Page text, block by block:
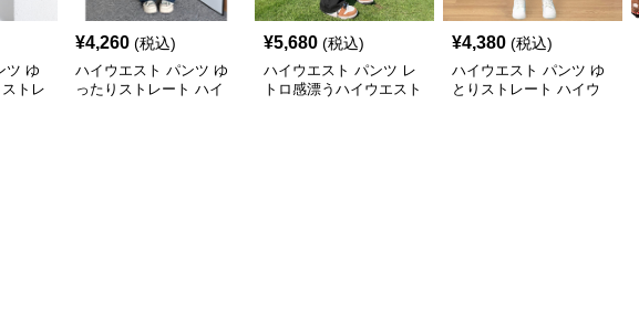
ツ ゆ
トレ
¥4,260 (税込)
ハイウエスト パンツ ゆ
ったりストレート ハイ
¥5,680 (税込)
ハイウエスト パンツ レ
トロ感漂うハイウエスト
¥4,380 (税込)
ハイウエスト パンツ ゆ
とりストレート ハイウ